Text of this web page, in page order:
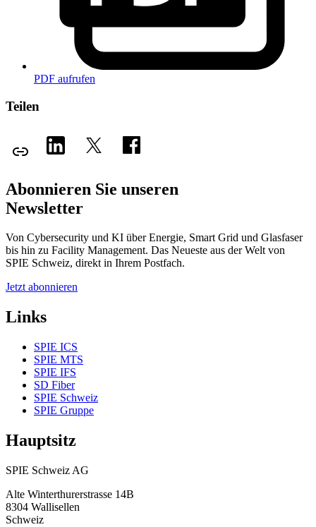
PDF aufrufen
Teilen
Abonnieren Sie unseren
Newsletter
Von Cybersecurity und KI über Energie, Smart Grid und Glasfaser
bis hin zu Facility Management. Das Neueste aus der Welt von
SPIE Schweiz, direkt in Ihrem Postfach.
Jetzt abonnieren
Links
SPIE ICS
SPIE MTS
SPIE IFS
SD Fiber
SPIE Schweiz
SPIE Gruppe
Hauptsitz
SPIE Schweiz AG
Alte Winterthurerstrasse 14B
8304 Wallisellen
Schweiz